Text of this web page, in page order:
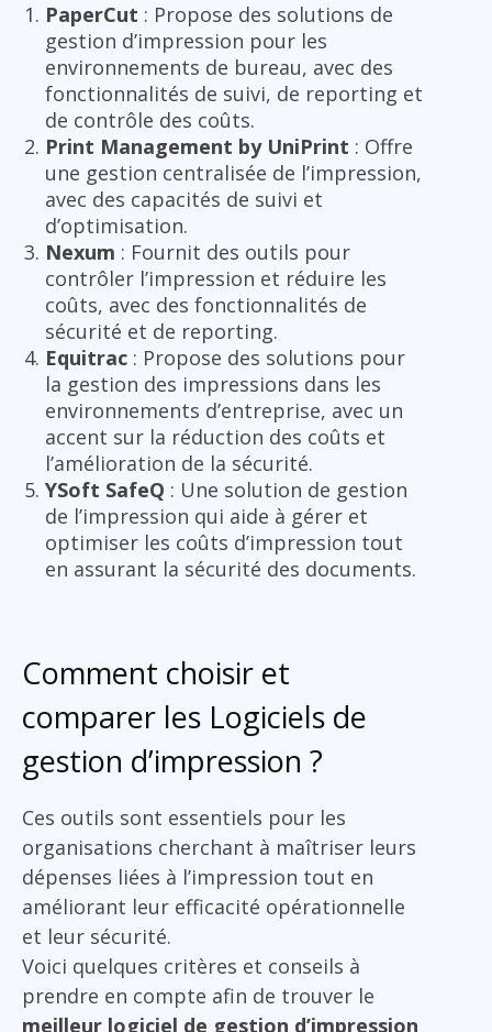
PaperCut : Propose des solutions de
gestion d’impression pour les
environnements de bureau, avec des
fonctionnalités de suivi, de reporting et
de contrôle des coûts.
Print Management by UniPrint : Offre
une gestion centralisée de l’impression,
avec des capacités de suivi et
d’optimisation.
Nexum : Fournit des outils pour
contrôler l’impression et réduire les
coûts, avec des fonctionnalités de
sécurité et de reporting.
Equitrac : Propose des solutions pour
la gestion des impressions dans les
environnements d’entreprise, avec un
accent sur la réduction des coûts et
l’amélioration de la sécurité.
YSoft SafeQ : Une solution de gestion
de l’impression qui aide à gérer et
optimiser les coûts d’impression tout
en assurant la sécurité des documents.
Comment choisir et
comparer les Logiciels de
gestion d’impression ?
Ces outils sont essentiels pour les
organisations cherchant à maîtriser leurs
dépenses liées à l’impression tout en
améliorant leur efficacité opérationnelle
et leur sécurité.
Voici quelques critères et conseils à
prendre en compte afin de trouver le
meilleur logiciel de gestion d’impression